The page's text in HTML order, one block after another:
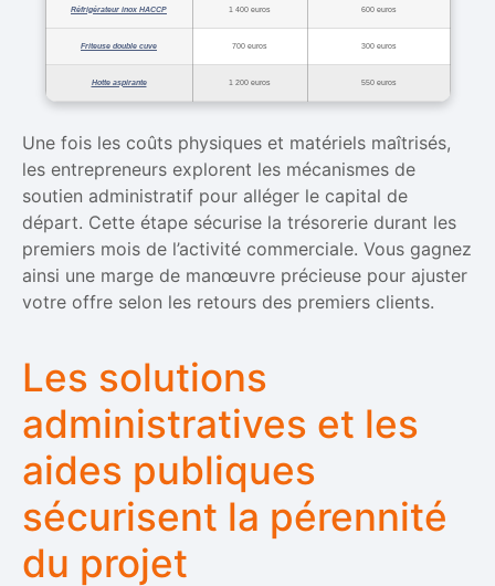
Réfrigérateur inox HACCP 1 400 euros 600 euros
Friteuse double cuve 700 euros 300 euros
Hotte aspirante 1 200 euros 550 euros
Une fois les coûts physiques et matériels maîtrisés,
les entrepreneurs explorent les mécanismes de
soutien administratif pour alléger le capital de
départ. Cette étape sécurise la trésorerie durant les
premiers mois de l’activité commerciale. Vous gagnez
ainsi une marge de manœuvre précieuse pour ajuster
votre offre selon les retours des premiers clients.
Les solutions
administratives et les
aides publiques
sécurisent la pérennité
du projet